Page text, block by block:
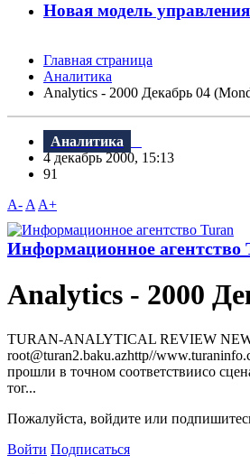
Новая модель
Главная страница
Аналитика
Analytics - 2000 Декабрь 04
Аналитика
4 декабрь 2000, 15:13
91
A- A A+
Информационное агентство
Analytics - 2000
TURAN-ANALYTICAL REVIEW
root@turan2.baku.azhttр//
прошли в точном соответствиисо
тог...
Пожалуйста, войдите или
Войти Подписаться